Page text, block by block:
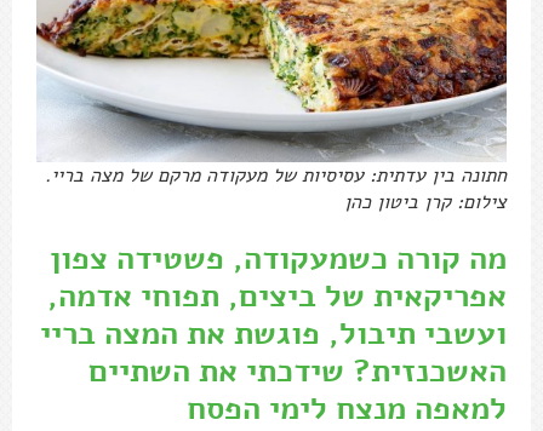
חתונה בין עדתית: עסיסיות של מעקודה מרקם של מצה בריי.
צילום: קרן ביטון כהן
מה קורה כשמעקודה, פשטידה צפון
אפריקאית של ביצים, תפוחי אדמה,
ועשבי תיבול, פוגשת את המצה בריי
האשכנזית? שידכתי את השתיים
למאפה מנצח לימי הפסח